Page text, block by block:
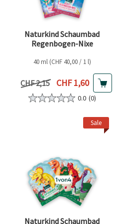
Naturkind Schaumbad
Regenbogen-Nixe
40 ml (CHF 40,00 / 1 l)
Vorheriger Preis
CHF 2,15 Aktueller Preis
CHF 1,60
0.0 (0)
Sale
Naturkind Schaumbad